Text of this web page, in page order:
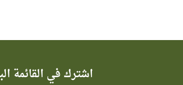
اشترك في القائمة